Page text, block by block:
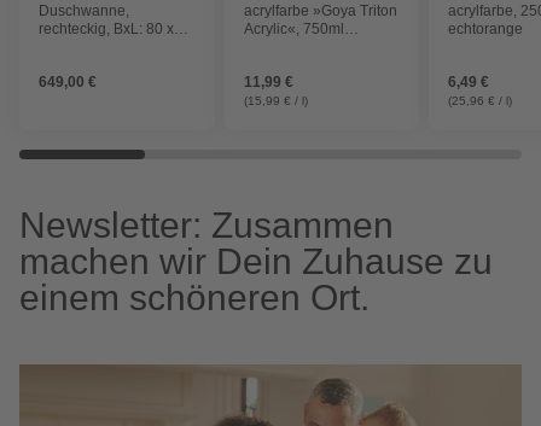
Duschwanne,
rechteckig, BxL: 80 x
649,00 €
acrylfarbe »Goya Triton
Acrylic«, 750ml
11,99 €
(15,99 € / l)
acrylfarbe,
echtorange
6,49 €
(25,96 € / l)
Newsletter: Zusammen
machen wir Dein Zuhause zu
einem schöneren Ort.